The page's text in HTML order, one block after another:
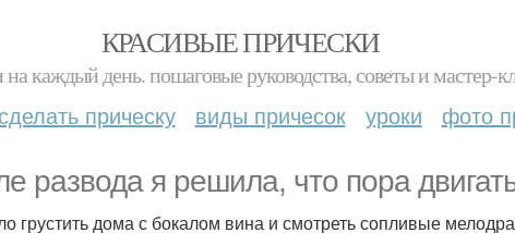
КРАСИВЫЕ ПРИЧЕСКИ
на каждый день. пошаговые руководства, советы и мастер-
прическу виды причесок уроки фото
развода я решила, что пора
грустить дома с бокалом вина и смотреть сопливые